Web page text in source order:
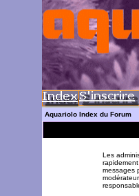
Aquariolo Index du Forum
Les
messages